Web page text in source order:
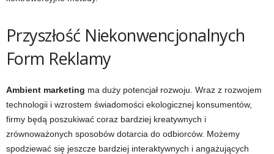
Przyszłość Niekonwencjonalnych
Form Reklamy
Ambient marketing ma duży potencjał rozwoju. Wraz z rozwojem
technologii i wzrostem świadomości ekologicznej konsumentów,
firmy będą poszukiwać coraz bardziej kreatywnych i
zrównoważonych sposobów dotarcia do odbiorców. Możemy
spodziewać się jeszcze bardziej interaktywnych i angażujących